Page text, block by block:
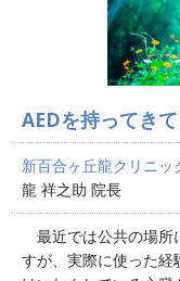
AEDを持ってき
新百合ヶ丘龍クリニッ
龍 祥之助 院長
最近では公共の場所
すが、実際に使った経